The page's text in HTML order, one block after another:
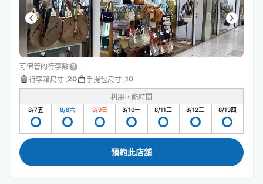
可保管的行李數
行李箱尺寸 :20 手提包尺寸 :10
利用可能時間
8/7五 8/8六 8/9日 8/10一 8/11二 8/12三 8/13四
預約此店舖